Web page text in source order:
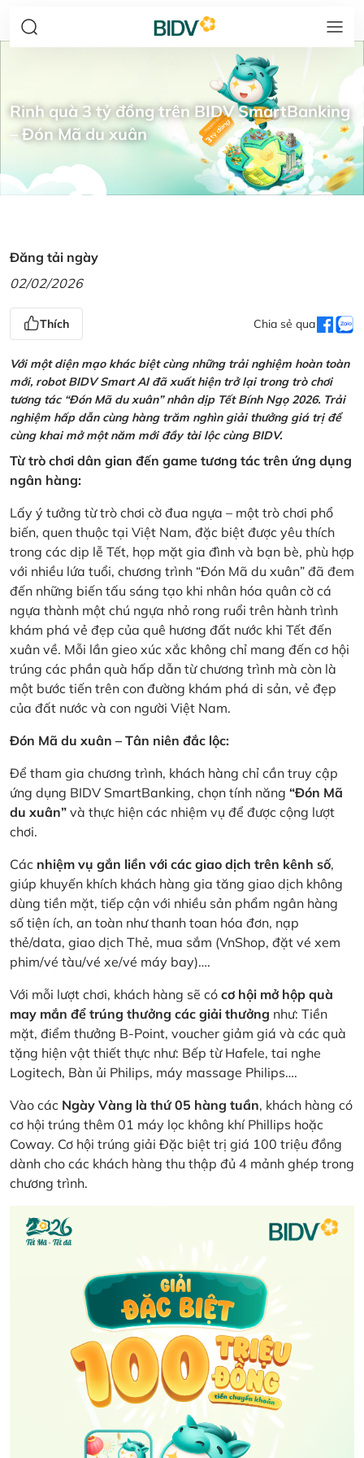
Rinh quà 3 tỷ đồng trên BIDV SmartBanking
– Đón Mã du xuân
Đăng tải ngày
02/02/2026
Thích Chia sẻ qua
Với một diện mạo khác biệt cùng những trải nghiệm hoàn toàn
mới, robot BIDV Smart AI đã xuất hiện trở lại trong trò chơi
tương tác “Đón Mã du xuân” nhân dịp Tết Bính Ngọ 2026. Trải
nghiệm hấp dẫn cùng hàng trăm nghìn giải thưởng giá trị để
cùng khai mở một năm mới đầy tài lộc cùng BIDV.
Từ trò chơi dân gian đến game tương tác trên ứng dụng
ngân hàng:
Lấy ý tưởng từ trò chơi cờ đua ngựa – một trò chơi phổ
biến, quen thuộc tại Việt Nam, đặc biệt được yêu thích
trong các dịp lễ Tết, họp mặt gia đình và bạn bè, phù hợp
với nhiều lứa tuổi, chương trình “Đón Mã du xuân” đã đem
đến những biến tấu sáng tạo khi nhân hóa quân cờ cá
ngựa thành một chú ngựa nhỏ rong ruổi trên hành trình
khám phá vẻ đẹp của quê hương đất nước khi Tết đến
xuân về. Mỗi lần gieo xúc xắc không chỉ mang đến cơ hội
trúng các phần quà hấp dẫn từ chương trình mà còn là
một bước tiến trên con đường khám phá di sản, vẻ đẹp
của đất nước và con người Việt Nam.
Đón Mã du xuân – Tân niên đắc lộc:
Để tham gia chương trình, khách hàng chỉ cần truy cập
ứng dụng BIDV SmartBanking, chọn tính năng “Đón Mã
du xuân” và thực hiện các nhiệm vụ để được cộng lượt
chơi.
Các nhiệm vụ gắn liền với các giao dịch trên kênh số,
giúp khuyến khích khách hàng gia tăng giao dịch không
dùng tiền mặt, tiếp cận với nhiều sản phẩm ngân hàng
số tiện ích, an toàn như thanh toan hóa đơn, nạp
thẻ/data, giao dịch Thẻ, mua sắm (VnShop, đặt vé xem
phim/vé tàu/vé xe/vé máy bay)….
Với mỗi lượt chơi, khách hàng sẽ có cơ hội mở hộp quà
may mắn để trúng thưởng các giải thưởng như: Tiền
mặt, điểm thưởng B-Point, voucher giảm giá và các quà
tặng hiện vật thiết thực như: Bếp từ Hafele, tai nghe
Logitech, Bàn ủi Philips, máy massage Philips….
Vào các Ngày Vàng là thứ 05 hàng tuần, khách hàng có
cơ hội trúng thêm 01 máy lọc không khí Phillips hoặc
Coway. Cơ hội trúng giải Đặc biệt trị giá 100 triệu đồng
dành cho các khách hàng thu thập đủ 4 mảnh ghép trong
chương trình.